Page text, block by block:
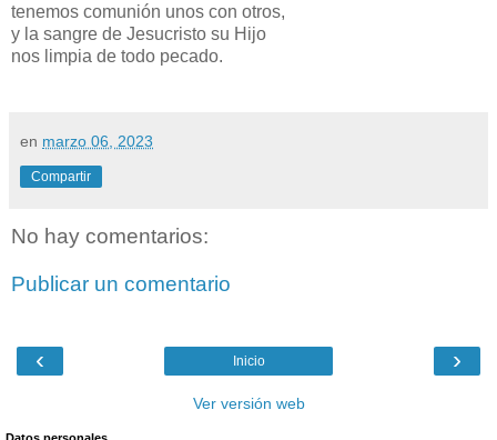
tenemos comunión unos con otros,
y la sangre de Jesucristo su Hijo
nos limpia de todo pecado.
en marzo 06, 2023
Compartir
No hay comentarios:
Publicar un comentario
‹ ›
Inicio
Ver versión web